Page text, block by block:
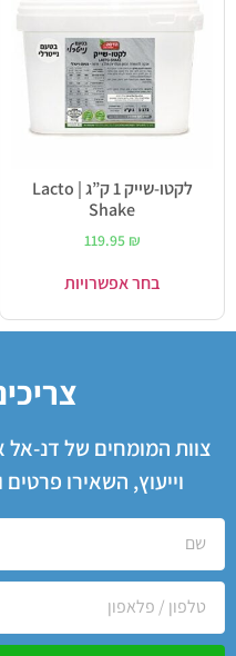
לקטו-שייק 1 ק”ג | Lacto
Shake
119.95 ₪
בחר אפשרויות
צוות המומחים של דנ-אל
וייעוץ, השאירו